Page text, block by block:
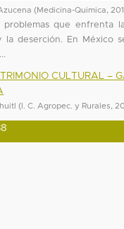
(Medicina-Quimica
que enfrenta
la deserción. En México
CULTURAL –
( I. C. Agropec. y Rurales